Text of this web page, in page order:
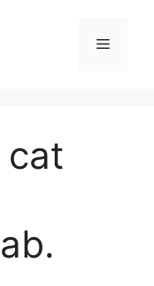
Menu
cat